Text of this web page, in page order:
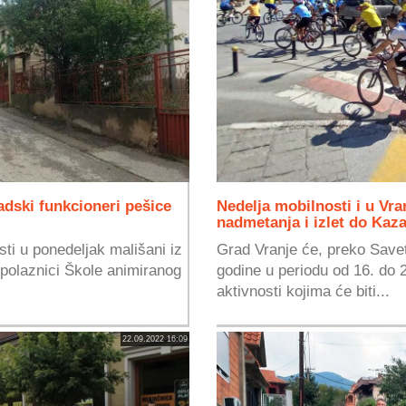
funkcioneri pešice
u ponedeljak mališani iz
Škole animiranog
Nedelja mobilnosti i u
nadmetanja i izlet do
Grad Vranje će, preko
godine u periodu od 16. do
aktivnosti kojima će biti...
22.09.2022 16:09